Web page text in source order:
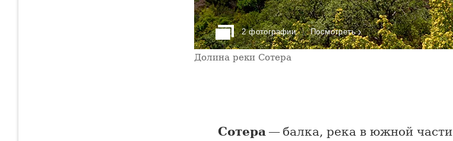
2 фотографии Посмотреть ›
Долина реки Сотера
Сотера — балка, река в южной части